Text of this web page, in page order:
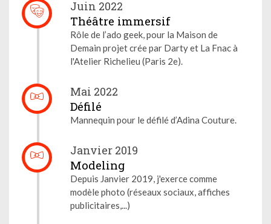
Juin 2022
Théâtre immersif
Rôle de l’ado geek, pour la Maison de
Demain projet crée par Darty et La Fnac à
l'Atelier Richelieu (Paris 2e).
Mai 2022
Défilé
Mannequin pour le défilé d’Adina Couture.
Janvier 2019
Modeling
Depuis Janvier 2019, j'exerce comme
modèle photo (réseaux sociaux, affiches
publicitaires,...)